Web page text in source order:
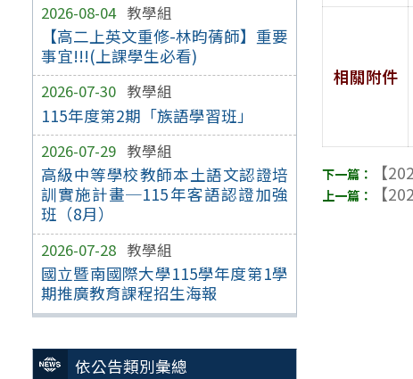
2026-08-04 教學組
【高二上英文重修-林昀蒨師】重要
事宜!!!(上課學生必看)
2026-07-30 教學組
115年度第2期「族語學習班」
2026-07-29 教學組
高級中等學校教師本土語文認證培
訓實施計畫─115年客語認證加強
班（8月）
2026-07-28 教學組
國立暨南國際大學115學年度第1學
期推廣教育課程招生海報
依公告類別彙總
相關附件
【
【